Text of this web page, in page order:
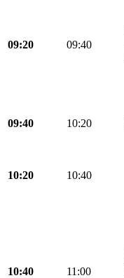
09:20 09:40
09:40 10:20
10:20 10:40
10:40 11:00